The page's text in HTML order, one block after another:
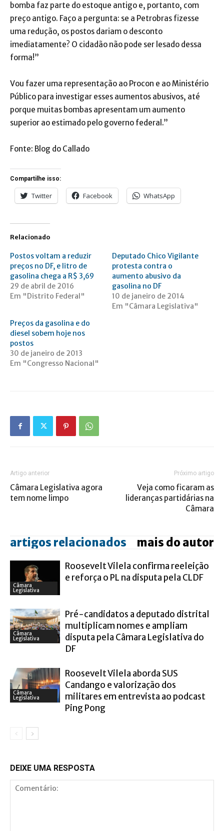
bomba faz parte do estoque antigo e, portanto, com
preço antigo. Faço a pergunta: se a Petrobras fizesse
uma redução, os postos dariam o desconto
imediatamente? O cidadão não pode ser lesado dessa
forma!”
Vou fazer uma representação ao Procon e ao Ministério
Público para investigar esses aumentos abusivos, até
porque muitas bombas apresentam um aumento
superior ao estimado pelo governo federal.”
Fonte: Blog do Callado
Compartilhe isso:
Twitter Facebook WhatsApp
Relacionado
Postos voltam a reduzir
preços no DF, e litro de
gasolina chega a R$ 3,69
29 de abril de 2016
Em "Distrito Federal"
Deputado Chico Vigilante
protesta contra o
aumento abusivo da
10 de janeiro de 2014
Em "Câmara Legislativa"
Preços da gasolina e do
diesel sobem hoje nos
postos
30 de janeiro de 2013
Em "Congresso Nacional"
Artigo anterior
Câmara Legislativa agora
tem nome limpo
Próximo artigo
Veja como ficaram as
lideranças partidárias na
Câmara
artigos relacionados mais do autor
Câmara
Legislativa
Roosevelt Vilela confirma reeleição
e reforça o PL na disputa pela CLDF
Câmara
Legislativa
Pré-candidatos a deputado distrital
multiplicam nomes e ampliam
disputa pela Câmara Legislativa do
DF
Câmara
Legislativa
Roosevelt Vilela aborda SUS
Candango e valorização dos
militares em entrevista ao podcast
Ping Pong
DEIXE UMA RESPOSTA